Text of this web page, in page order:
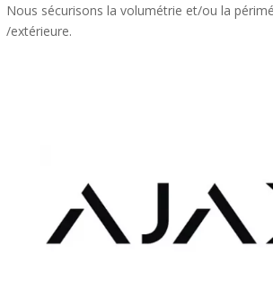
Nous sécurisons la volumétrie et/ou la
/extérieure.